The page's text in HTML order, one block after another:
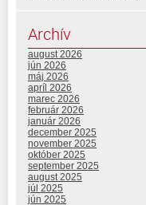
Archív
august 2026
jún 2026
máj 2026
apríl 2026
marec 2026
február 2026
január 2026
december 2025
november 2025
október 2025
september 2025
august 2025
júl 2025
jún 2025